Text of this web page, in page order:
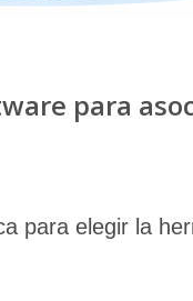
para
para elegir la